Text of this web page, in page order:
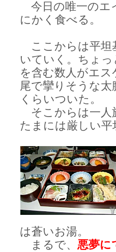
今日の唯一のエ
にかく食べる。
ここからは平坦
いていく。ちょっ
を含む数人がエス
尾で攣りそうな太
くらいついた。
そこからは一人
たまには厳しい平
は蒼いお湯。
まるで、悪夢に